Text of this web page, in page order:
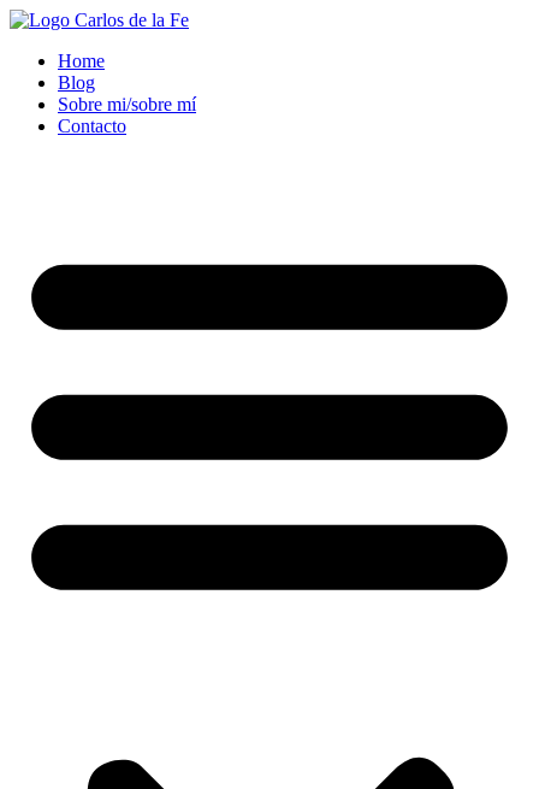
Ir
contenidoHome
Blog
Sobre mi/sobre mí
Contacto